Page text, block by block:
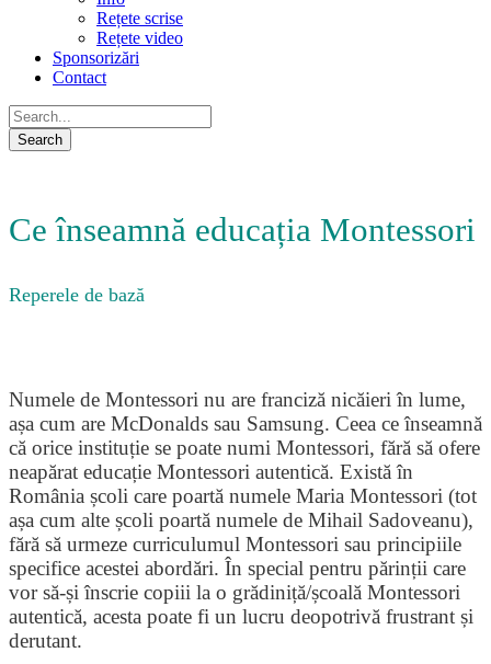
Rețete scrise
Rețete video
Sponsorizări
Contact
Ce înseamnă educația Montessori
Reperele de bază
Numele de Montessori nu are franciză nicăieri în lume,
așa cum are McDonalds sau Samsung. Ceea ce înseamnă
că orice instituție se poate numi Montessori, fără să ofere
neapărat educație Montessori autentică. Există în
România școli care poartă numele Maria Montessori (tot
așa cum alte școli poartă numele de Mihail Sadoveanu),
fără să urmeze curriculumul Montessori sau principiile
specifice acestei abordări. În special pentru părinții care
vor să-și înscrie copiii la o grădiniță/școală Montessori
autentică, acesta poate fi un lucru deopotrivă frustrant și
derutant.